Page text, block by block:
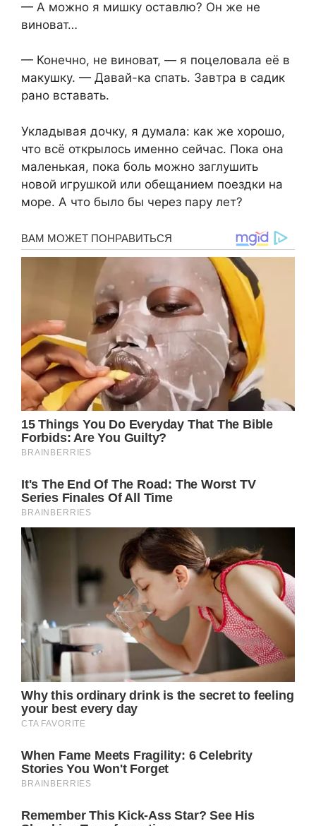
— А можно я мишку оставлю? Он же не
виноват…
— Конечно, не виноват, — я поцеловала её в
макушку. — Давай-ка спать. Завтра в садик
рано вставать.
Укладывая дочку, я думала: как же хорошо,
что всё открылось именно сейчас. Пока она
маленькая, пока боль можно заглушить
новой игрушкой или обещанием поездки на
море. А что было бы через пару лет?